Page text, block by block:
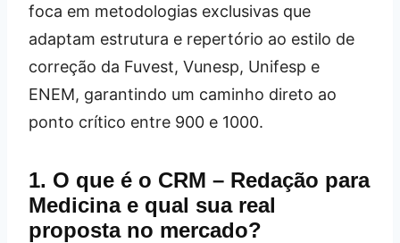
foca em metodologias exclusivas que
adaptam estrutura e repertório ao estilo de
correção da Fuvest, Vunesp, Unifesp e
ENEM, garantindo um caminho direto ao
ponto crítico entre 900 e 1000.
1. O que é o CRM – Redação para
Medicina e qual sua real
proposta no mercado?